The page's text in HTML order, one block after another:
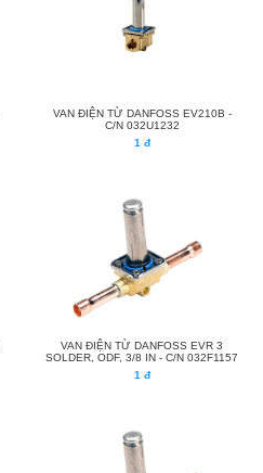
VAN ĐIỆN TỪ DANFOSS EV210B -
C/N 032U1232
1 đ
VAN ĐIỆN TỪ DANFOSS EVR 3
SOLDER, ODF, 3/8 IN - C/N 032F1157
1 đ